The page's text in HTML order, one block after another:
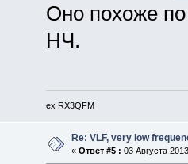
Оно похоже
НЧ.
ex RX3QFM
Re: VLF, very low
« Ответ #5 : 03 Августа